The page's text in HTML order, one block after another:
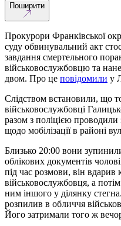
Поширити
Прокурори Франківської
суду обвинувальний акт
завдання смертельного
військовослужбовцю та
двом. Про це повідомили у
Слідством встановили, що
військовослужбовці
разом з поліцією
щодо мобілізації в районі
Близько 20:00 вони
облікових документів
під час розмови, він
військовослужбовця, а
ним іншого у ділянку
розпилив в обличчя
Його затримали того ж